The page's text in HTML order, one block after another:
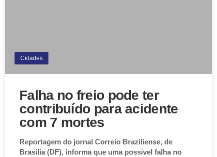
Cidades
Falha no freio pode ter
contribuído para acidente
com 7 mortes
Reportagem do jornal Correio Braziliense, de
Brasília (DF), informa que uma possível falha no